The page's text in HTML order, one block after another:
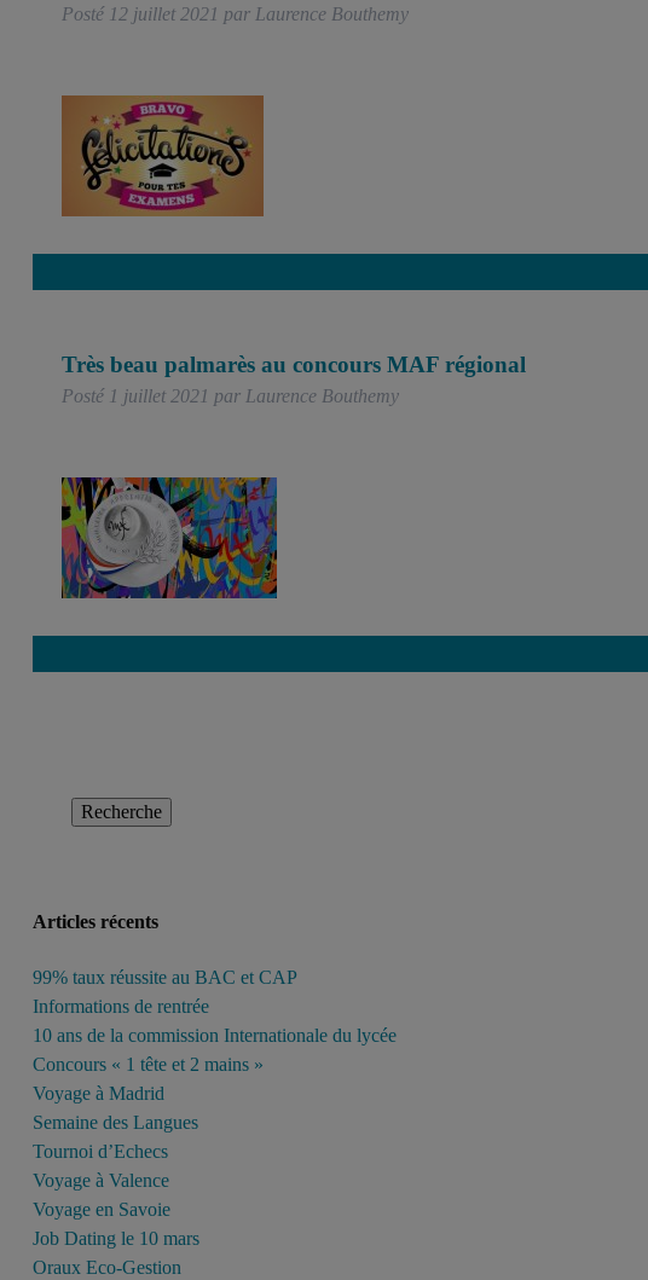
Posté 12 juillet 2021 par Laurence Bouthemy
Très beau palmarès au concours MAF régional
Posté 1 juillet 2021 par Laurence Bouthemy
Recherche
Articles récents
99% taux réussite au BAC et CAP
Informations de rentrée
10 ans de la commission Internationale du lycée
Concours « 1 tête et 2 mains »
Voyage à Madrid
Semaine des Langues
Tournoi d’Echecs
Voyage à Valence
Voyage en Savoie
Job Dating le 10 mars
Oraux Eco-Gestion